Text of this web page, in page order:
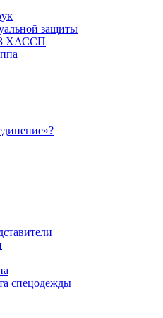
защиты
ХАССП
спецодежды